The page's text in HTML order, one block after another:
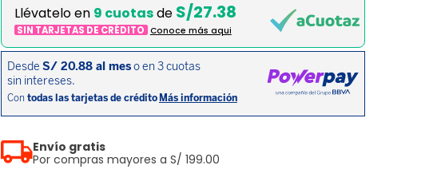
Llévatelo en 9 cuotasde S/27.38
SIN TARJETAS DE CRÉDITO Conoce más aqui
Envío gratis
Por compras mayores a S/ 199.00